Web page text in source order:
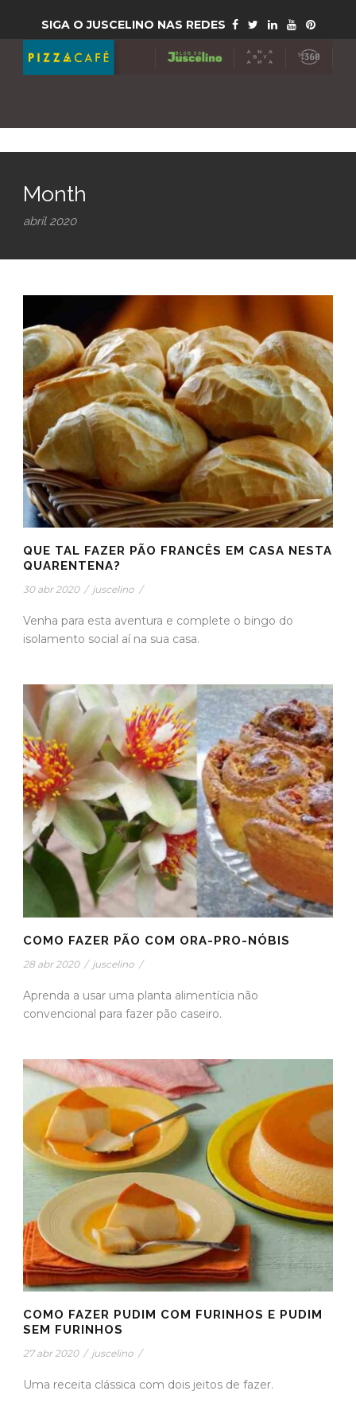
SIGA O JUSCELINO NAS REDES
Month
abril 2020
QUE TAL FAZER PÃO FRANCÊS EM CASA NESTA
QUARENTENA?
30 abr 2020 / juscelino /
Venha para esta aventura e complete o bingo do
isolamento social aí na sua casa.
COMO FAZER PÃO COM ORA-PRO-NÓBIS
28 abr 2020 / juscelino /
Aprenda a usar uma planta alimentícia não
convencional para fazer pão caseiro.
COMO FAZER PUDIM COM FURINHOS E PUDIM
SEM FURINHOS
27 abr 2020 / juscelino /
Uma receita clássica com dois jeitos de fazer.